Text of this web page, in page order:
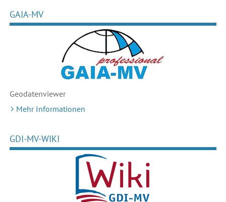
GAIA-MV
Geodatenviewer
Mehr Informationen
GDI-MV-WIKI